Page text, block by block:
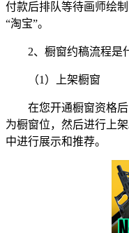
付款后排队等待画师绘
“淘宝”。
2、橱窗约稿流程是什
（1）上架橱窗
在您开通橱窗资格后
为橱窗位，然后进行上
中进行展示和推荐。